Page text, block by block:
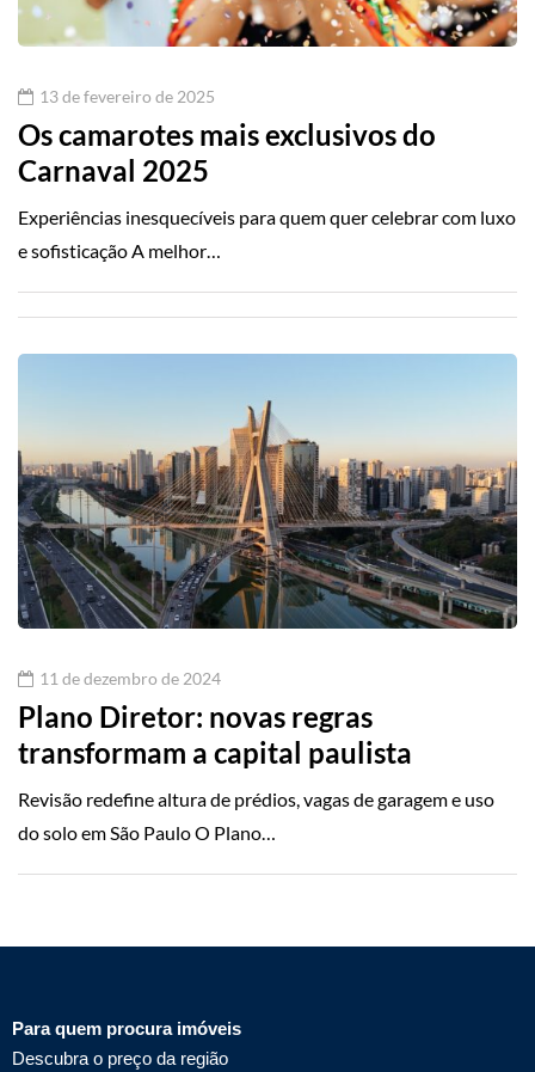
13 de fevereiro de 2025
Os camarotes mais exclusivos do
Carnaval 2025
Experiências inesquecíveis para quem quer celebrar com luxo
e sofisticação A melhor…
11 de dezembro de 2024
Plano Diretor: novas regras
transformam a capital paulista
Revisão redefine altura de prédios, vagas de garagem e uso
do solo em São Paulo O Plano…
Para quem procura imóveis
Descubra o preço da região